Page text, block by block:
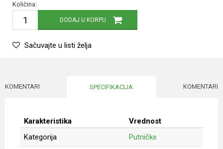
Količina:
DODAJ U KORPU
Sačuvajte u listi želja
KOMENTARI SPECIFIKACIJA KOMENTARI
Karakteristika
Vrednost
Kategorija
Putničke